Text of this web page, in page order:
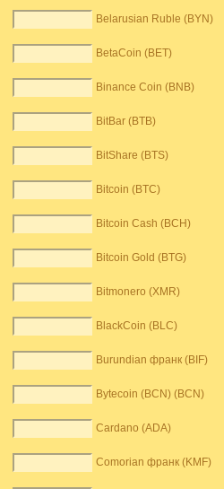
Belarusian Ruble (BYN)
BetaCoin (BET)
Binance Coin (BNB)
BitBar (BTB)
BitShare (BTS)
Bitcoin (BTC)
Bitcoin Cash (BCH)
Bitcoin Gold (BTG)
Bitmonero (XMR)
BlackCoin (BLC)
Burundian франк (BIF)
Bytecoin (BCN) (BCN)
Cardano (ADA)
Comorian франк (KMF)